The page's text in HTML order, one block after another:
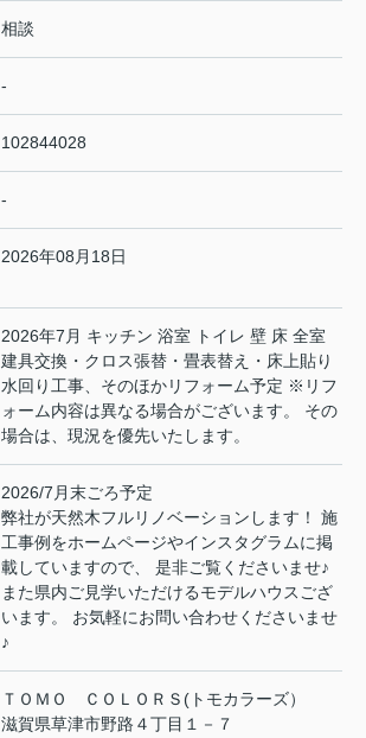
相談
-
102844028
-
2026年08月18日
2026年7月 キッチン 浴室 トイレ 壁 床 全室
建具交換・クロス張替・畳表替え・床上貼り
水回り工事、そのほかリフォーム予定 ※リフ
ォーム内容は異なる場合がございます。 その
場合は、現況を優先いたします。
2026/7月末ごろ予定
弊社が天然木フルリノベーションします！ 施
工事例をホームページやインスタグラムに掲
載していますので、 是非ご覧くださいませ♪
また県内ご見学いただけるモデルハウスござ
います。 お気軽にお問い合わせくださいませ
♪
ＴＯＭＯ ＣＯＬＯＲＳ(トモカラーズ）
滋賀県草津市野路４丁目１－７